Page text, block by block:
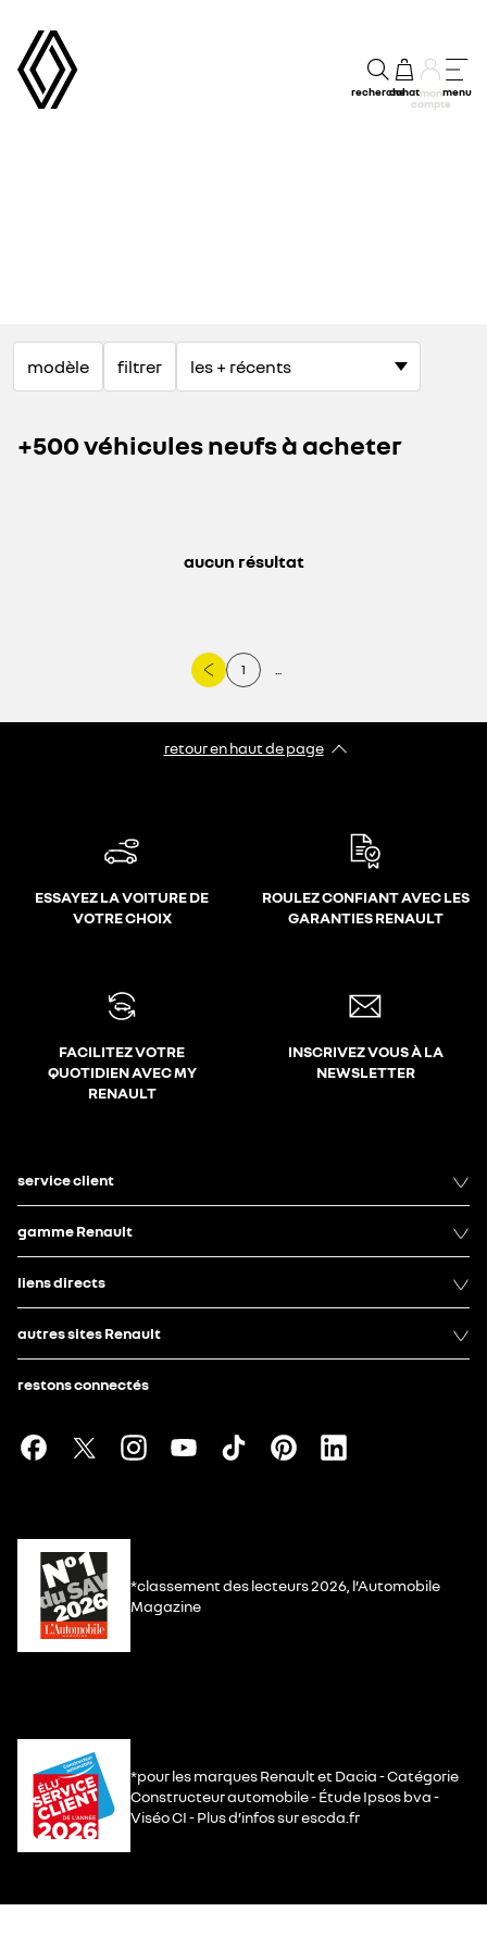
rechercheachatmon
compte
menu
modèle filtrer
+500 véhicules neufs à acheter
aucun résultat
1 ...
retour en haut de page​
ESSAYEZ LA VOITURE DE
VOTRE CHOIX
ROULEZ CONFIANT AVEC LES
GARANTIES RENAULT
FACILITEZ VOTRE
QUOTIDIEN AVEC MY
RENAULT
INSCRIVEZ VOUS À LA
NEWSLETTER
service client
gamme Renault
liens directs
autres sites Renault
restons connectés
*classement des lecteurs 2026, l’Automobile
Magazine
*pour les marques Renault et Dacia - Catégorie
Constructeur automobile - Étude Ipsos bva -
Viséo CI - Plus d’infos sur escda.fr